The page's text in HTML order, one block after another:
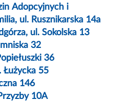
Adopcyjnych i
ul. Rusznikarska 14a
ul. Sokolska 13
32
36
Łużycka 55
146
10A